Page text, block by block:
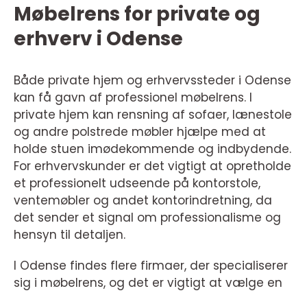
Møbelrens for private og
erhverv i Odense
Både private hjem og erhvervssteder i Odense
kan få gavn af professionel møbelrens. I
private hjem kan rensning af sofaer, lænestole
og andre polstrede møbler hjælpe med at
holde stuen imødekommende og indbydende.
For erhvervskunder er det vigtigt at opretholde
et professionelt udseende på kontorstole,
ventemøbler og andet kontorindretning, da
det sender et signal om professionalisme og
hensyn til detaljen.
I Odense findes flere firmaer, der specialiserer
sig i møbelrens, og det er vigtigt at vælge en